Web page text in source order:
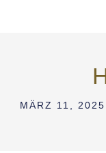
MÄRZ 11, 2025